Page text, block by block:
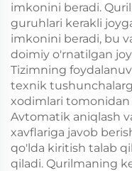
imkonini beradi.
guruhlari kerakli
imkonini beradi, bu
doimiy o'rnatilgan
Tizimning
texnik
xodimlari tomonidan
Avtomatik aniqlash
xavflariga javob
qo'lda kiritish talab
qiladi. Qurilmaning